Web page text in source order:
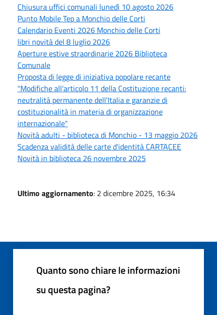
Chiusura uffici comunali lunedì 10 agosto 2026
Punto Mobile Tep a Monchio delle Corti
Calendario Eventi 2026 Monchio delle Corti
libri novità del 8 luglio 2026
Aperture estive straordinarie 2026 Biblioteca
Comunale
Proposta di legge di iniziativa popolare recante
"Modifiche all'articolo 11 della Costituzione recanti:
neutralità permanente dell'Italia e garanzie di
costituzionalità in materia di organizzazione
internazionale"
Novità adulti - biblioteca di Monchio - 13 maggio 2026
Scadenza validità delle carte d'identità CARTACEE
Novità in biblioteca 26 novembre 2025
Ultimo aggiornamento: 2 dicembre 2025, 16:34
Quanto sono chiare le informazioni
su questa pagina?